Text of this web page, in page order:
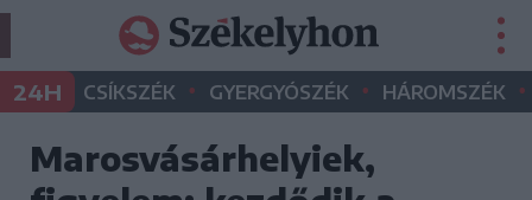
24H CSÍKSZÉK • GYERGYÓSZÉK • HÁROMSZÉK •
Marosvásárhelyiek,